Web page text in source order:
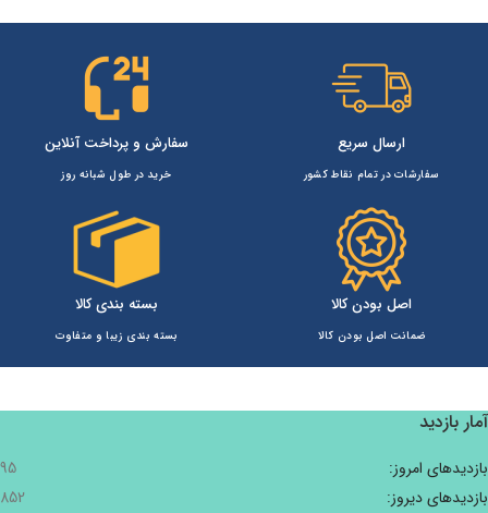
ارسال سریع
سفارشات در تمام نقاط کشور
سفارش و پرداخت آنلاین
خرید در طول شبانه روز
اصل بودن کالا
ضمانت اصل بودن کالا
بسته بندی کالا
بسته بندی زیبا و متفاوت
آمار بازدید
بازدیدهای امروز:
95
بازدیدهای دیروز:
852